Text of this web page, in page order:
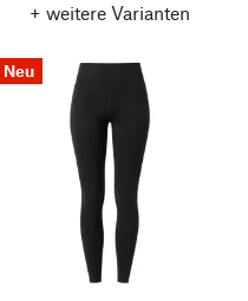
+ weitere Varianten
Neu